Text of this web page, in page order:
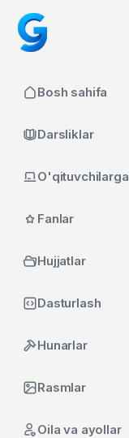
Bosh sahifa
Darsliklar
O'qituvchilarga
Fanlar
Hujjatlar
Dasturlash
Hunarlar
Rasmlar
Oila va ayollar